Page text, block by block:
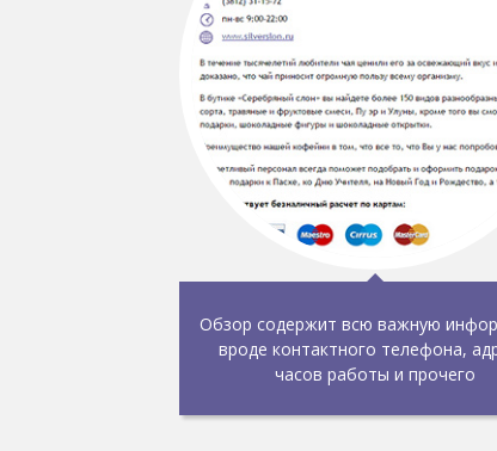
Обзор содержит всю важную
вроде контактного телефона,
часов работы и прочего